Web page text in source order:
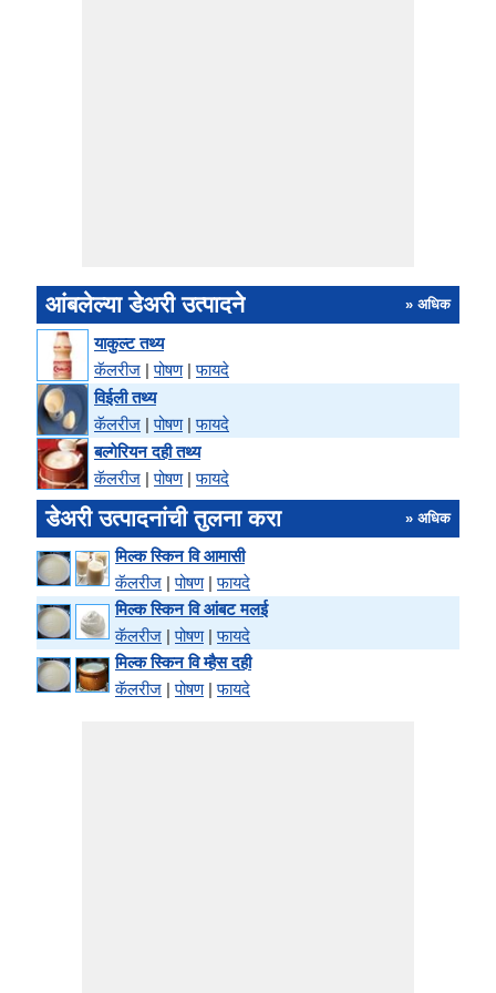
आंबलेल्या डेअरी उत्पादने » अधिक
याकुल्ट तथ्य
कॅलरीज |पोषण|फायदे
विईली तथ्य
कॅलरीज |पोषण|फायदे
बल्गेरियन दही तथ्य
कॅलरीज |पोषण|फायदे
डेअरी उत्पादनांची तुलना करा » अधिक
मिल्क स्किन वि आमासी
कॅलरीज |पोषण|फायदे
मिल्क स्किन वि आंबट मलई
कॅलरीज |पोषण|फायदे
मिल्क स्किन वि म्हैस दही
कॅलरीज |पोषण|फायदे